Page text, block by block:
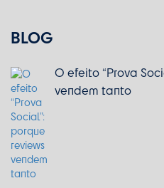
BLOG
O efeito “Prova
vendem tanto